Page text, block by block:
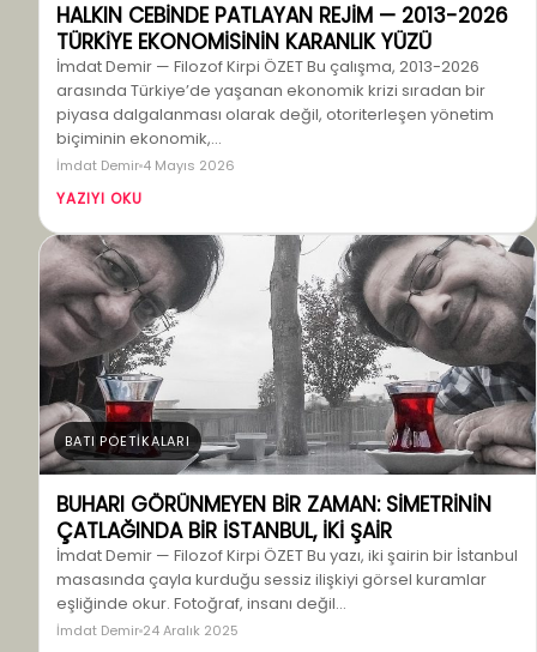
HALKIN CEBİNDE PATLAYAN REJİM — 2013-2026
TÜRKİYE EKONOMİSİNİN KARANLIK YÜZÜ
İmdat Demir — Filozof Kirpi ÖZET Bu çalışma, 2013-2026
arasında Türkiye’de yaşanan ekonomik krizi sıradan bir
piyasa dalgalanması olarak değil, otoriterleşen yönetim
biçiminin ekonomik,…
İmdat Demir 4 Mayıs 2026
YAZIYI OKU
BATI POETİKALARI
BUHARI GÖRÜNMEYEN BİR ZAMAN: SİMETRİNİN
ÇATLAĞINDA BİR İSTANBUL, İKİ ŞAİR
İmdat Demir — Filozof Kirpi ÖZET Bu yazı, iki şairin bir İstanbul
masasında çayla kurduğu sessiz ilişkiyi görsel kuramlar
eşliğinde okur. Fotoğraf, insanı değil…
İmdat Demir 24 Aralık 2025